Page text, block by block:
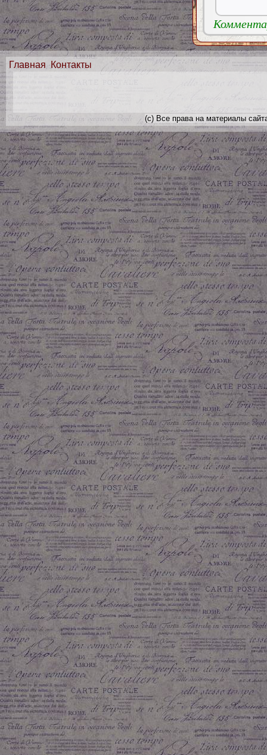
Главная Контакты
(с) Все права на материалы